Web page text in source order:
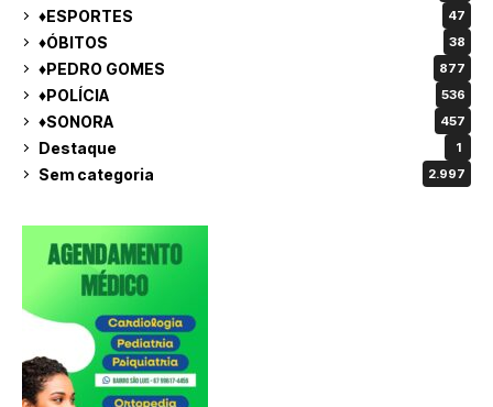
♦ESPORTES 47
♦ÓBITOS 38
♦PEDRO GOMES 877
♦POLÍCIA 536
♦SONORA 457
Destaque 1
Sem categoria 2.997